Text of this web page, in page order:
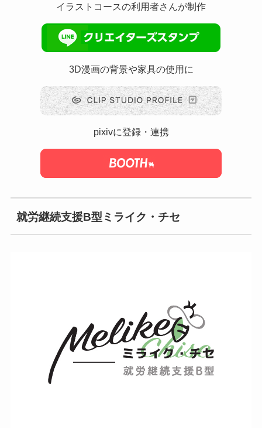
イラストコースの利用者さんが制作
3D漫画の背景や家具の使用に
pixivに登録・連携
就労継続支援B型ミライク・チセ